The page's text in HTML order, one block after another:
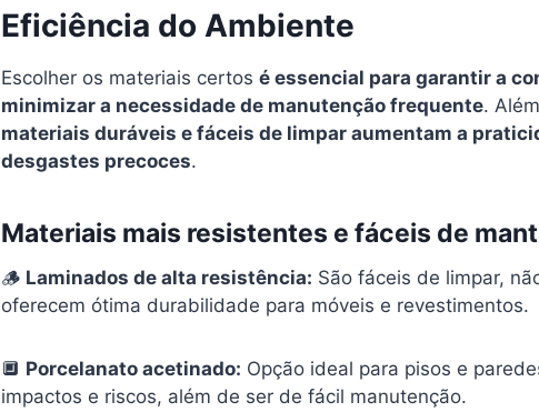
Eficiência do Ambiente
Escolher os materiais certos é essencial para garantir a
minimizar a necessidade de manutenção frequente.
materiais duráveis e fáceis de limpar aumentam a
desgastes precoces.
Materiais mais resistentes e fáceis de
🪵 Laminados de alta resistência: São fáceis de limpar,
oferecem ótima durabilidade para móveis e revestimentos.
🔲 Porcelanato acetinado: Opção ideal para pisos e
impactos e riscos, além de ser de fácil manutenção.